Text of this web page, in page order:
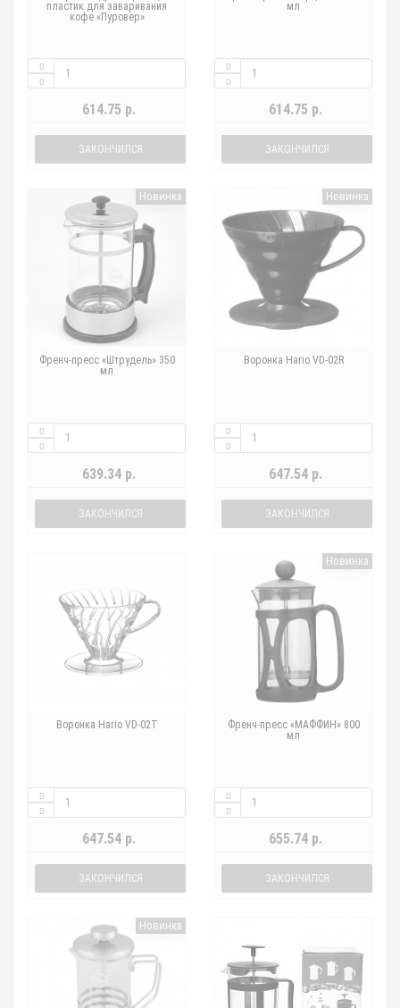
пластик для заваривания
кофе «Пуровер»
614.75 р.
ЗАКОНЧИЛСЯ
мл
614.75 р.
ЗАКОНЧИЛСЯ
Новинка
Френч-пресс «Штрудель» 350
мл
639.34 р.
ЗАКОНЧИЛСЯ
Новинка
Воронка Hario VD-02R
647.54 р.
ЗАКОНЧИЛСЯ
Воронка Hario VD-02T
647.54 р.
ЗАКОНЧИЛСЯ
Новинка
Френч-пресс «МАФФИН» 800
мл
655.74 р.
ЗАКОНЧИЛСЯ
Новинка